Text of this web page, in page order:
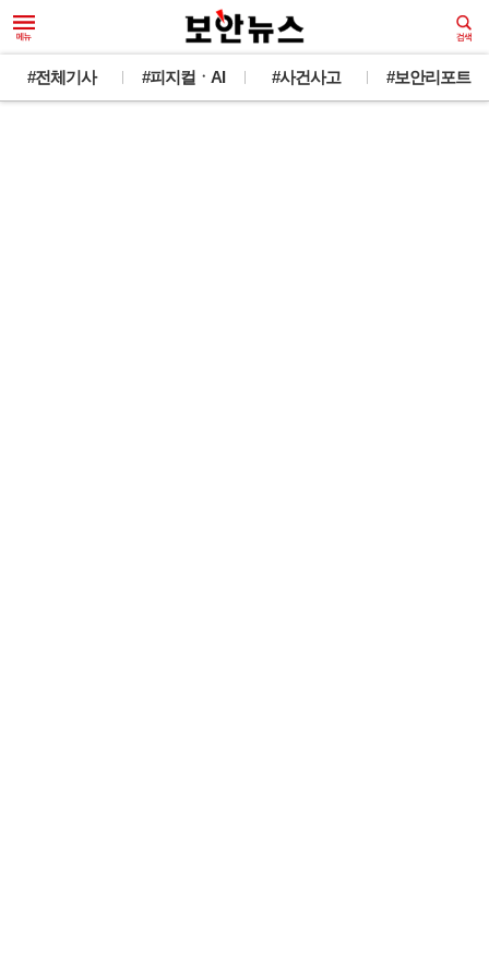
#전체기사 #피지컬ㆍAI #사건사고 #보안리포트